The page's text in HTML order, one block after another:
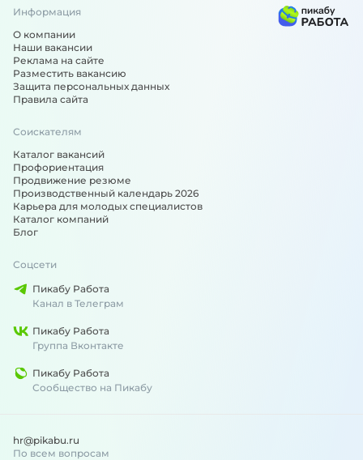
Информация
О компании
Наши вакансии
Реклама на сайте
Разместить вакансию
Защита персональных данных
Правила сайта
Соискателям
Каталог вакансий
Профориентация
Продвижение резюме
Производственный календарь 2026
Карьера для молодых специалистов
Каталог компаний
Блог
Соцсети
Пикабу Работа
Канал в Телеграм
Пикабу Работа
Группа Вконтакте
Пикабу Работа
Сообщество на Пикабу
hr@pikabu.ru
По всем вопросам